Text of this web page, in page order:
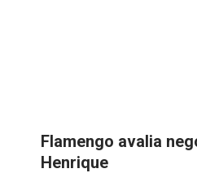
Flamengo avalia
Henrique